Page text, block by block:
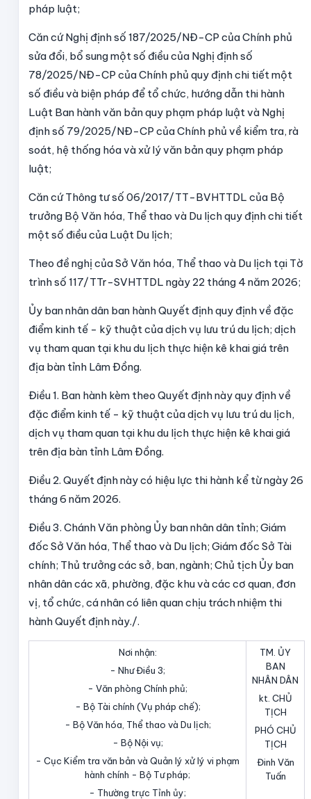
pháp luật;
Căn cứ Nghị định số 187/2025/NĐ-CP của Chính phủ
sửa đổi, bổ sung một số điều của Nghị định số
78/2025/NĐ-CP của Chính phủ quy định chi tiết một
số điều và biện pháp để tổ chức, hướng dẫn thi hành
Luật Ban hành văn bản quy phạm pháp luật và Nghị
định số 79/2025/NĐ-CP của Chính phủ về kiểm tra, rà
soát, hệ thống hóa và xử lý văn bản quy phạm pháp
luật;
Căn cứ Thông tư số 06/2017/TT-BVHTTDL của Bộ
trưởng Bộ Văn hóa, Thể thao và Du lịch quy định chi tiết
một số điều của Luật Du lịch;
Theo đề nghị của Sở Văn hóa, Thể thao và Du lịch tại Tờ
trình số 117/TTr-SVHTTDL ngày 22 tháng 4 năm 2026;
Ủy ban nhân dân ban hành Quyết định quy định về đặc
điểm kinh tế - kỹ thuật của dịch vụ lưu trú du lịch; dịch
vụ tham quan tại khu du lịch thực hiện kê khai giá trên
địa bàn tỉnh Lâm Đồng.
Điều 1. Ban hành kèm theo Quyết định này quy định về
đặc điểm kinh tế - kỹ thuật của dịch vụ lưu trú du lịch,
dịch vụ tham quan tại khu du lịch thực hiện kê khai giá
trên địa bàn tỉnh Lâm Đồng.
Điều 2. Quyết định này có hiệu lực thi hành kể từ ngày 26
tháng 6 năm 2026.
Điều 3. Chánh Văn phòng Ủy ban nhân dân tỉnh; Giám
đốc Sở Văn hóa, Thể thao và Du lịch; Giám đốc Sở Tài
chính; Thủ trưởng các sở, ban, ngành; Chủ tịch Ủy ban
nhân dân các xã, phường, đặc khu và các cơ quan, đơn
vị, tổ chức, cá nhân có liên quan chịu trách nhiệm thi
hành Quyết định này./.
Nơi nhận:
- Như Điều 3;
- Văn phòng Chính phủ;
- Bộ Tài chính (Vụ pháp chế);
- Bộ Văn hóa, Thể thao và Du lịch;
- Bộ Nội vụ;
- Cục Kiểm tra văn bản và Quản lý xử lý vi phạm
hành chính - Bộ Tư pháp;
- Thường trực Tỉnh ủy;
TM. ỦY
BAN
NHÂN DÂN
kt. CHỦ
TỊCH
PHÓ CHỦ
TỊCH
Đinh Văn
Tuấn